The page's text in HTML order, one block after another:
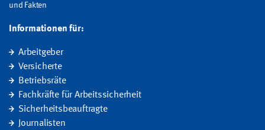
und Fakten
Informationen für:
Arbeitgeber
Versicherte
Betriebsräte
Fachkräfte für Arbeitssicherheit
Sicherheitsbeauftragte
Journalisten